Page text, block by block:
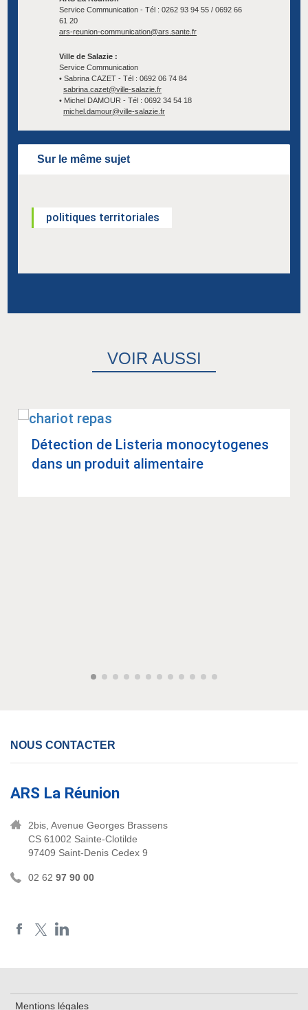
Service Communication - Tél : 0262 93 94 55 / 0692 66
61 20
ars-reunion-communication@ars.sante.fr
Ville de Salazie :
Service Communication
• Sabrina CAZET - Tél : 0692 06 74 84
sabrina.cazet@ville-salazie.fr
• Michel DAMOUR - Tél : 0692 34 54 18
michel.damour@ville-salazie.fr
Sur le même sujet
politiques territoriales
VOIR AUSSI
Détec­tion de Lis­te­ria mono­cy­to­genes
dans un pro­duit ali­men­taire
NOUS CONTACTER
ARS La Réunion
2bis, Avenue Georges Brassens
CS 61002 Sainte-Clotilde
97409 Saint-Denis Cedex 9
02 62 97 90 00
Mentions légales